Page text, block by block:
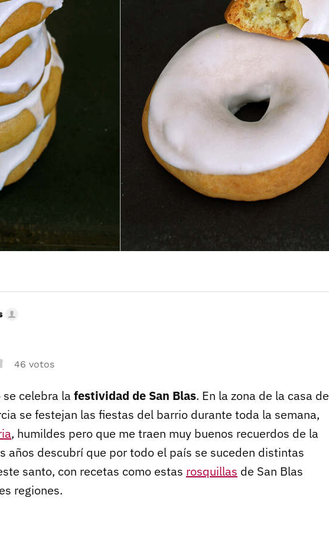
46 votos
celebra la festividad de San Blas. En la zona de la casa de
se festejan las fiestas del barrio durante toda la semana,
, humildes pero que me traen muy buenos recuerdos de la
años descubrí que por todo el país se suceden distintas
santo, con recetas como estas rosquillas de San Blas
regiones.